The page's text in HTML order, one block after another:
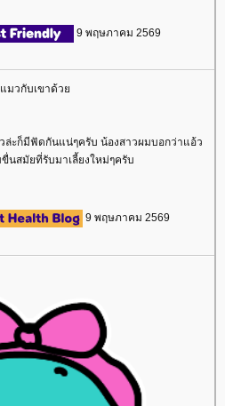
9 พฤษภาคม 2569
มวกับเขาด้ว
ะก็มีฟัดกันแน่ๆครับ น้องสาวผมบอกว่าแอ้ว
สมัยที่รับมาเลี้ยงใหม่ๆครับ
9 พฤษภาคม 2569